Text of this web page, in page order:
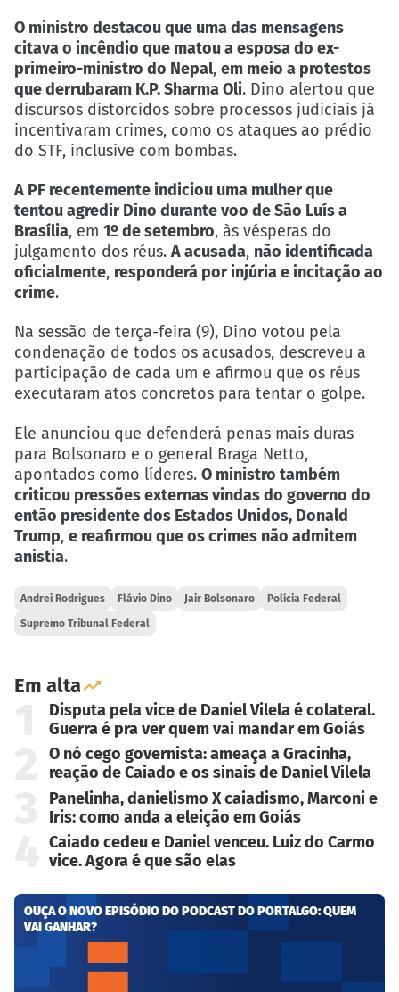
O ministro destacou que uma das mensagens
citava o incêndio que matou a esposa do ex-
primeiro-ministro do Nepal, em meio a protestos
que derrubaram K.P. Sharma Oli. Dino alertou que
discursos distorcidos sobre processos judiciais já
incentivaram crimes, como os ataques ao prédio
do STF, inclusive com bombas.
A PF recentemente indiciou uma mulher que
tentou agredir Dino durante voo de São Luís a
Brasília, em 1º de setembro, às vésperas do
julgamento dos réus. A acusada, não identificada
oficialmente, responderá por injúria e incitação ao
crime.
Na sessão de terça-feira (9), Dino votou pela
condenação de todos os acusados, descreveu a
participação de cada um e afirmou que os réus
executaram atos concretos para tentar o golpe.
Ele anunciou que defenderá penas mais duras
para Bolsonaro e o general Braga Netto,
apontados como líderes. O ministro também
criticou pressões externas vindas do governo do
então presidente dos Estados Unidos, Donald
Trump, e reafirmou que os crimes não admitem
anistia.
Andrei Rodrigues Flávio Dino Jair Bolsonaro Polícia Federal
Supremo Tribunal Federal
Em alta
Disputa pela vice de Daniel Vilela é colateral.
Guerra é pra ver quem vai mandar em Goiás
O nó cego governista: ameaça a Gracinha,
reação de Caiado e os sinais de Daniel Vilela
Panelinha, danielismo X caiadismo, Marconi e
Iris: como anda a eleição em Goiás
Caiado cedeu e Daniel venceu. Luiz do Carmo
vice. Agora é que são elas
OUÇA O NOVO EPISÓDIO DO PODCAST DO PORTALGO: QUEM
VAI GANHAR?